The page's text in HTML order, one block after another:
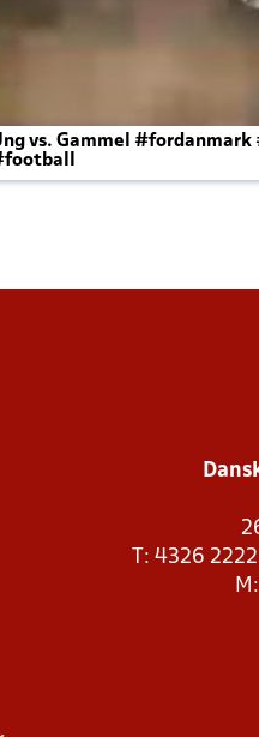
vs. Gammel #fordanmark
T: 4326
M: